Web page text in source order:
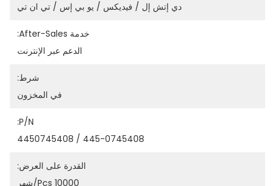
دي إتش إل / فيديكس / يو بي إس / تي ان تي
خدمة After-Sales:
الدعم عبر الإنترنت
شرط:
في المخزون
P/N:
445-0745408 / 4450745408
القدرة على العرض:
10000 Pcs/شهر